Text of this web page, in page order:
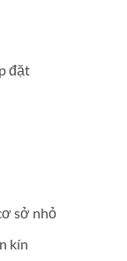
đặt
sở nhỏ
kín